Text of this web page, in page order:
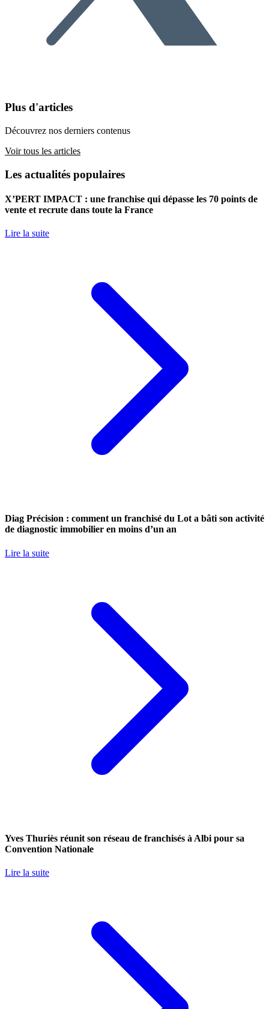
Plus d'articles
Découvrez nos derniers contenus
Voir tous les articles
Les actualités populaires
X’PERT IMPACT : une franchise qui dépasse les 70 points de
vente et recrute dans toute la France
Lire la suite
Diag Précision : comment un franchisé du Lot a bâti son activité
de diagnostic immobilier en moins d’un an
Lire la suite
Yves Thuriès réunit son réseau de franchisés à Albi pour sa
Convention Nationale
Lire la suite